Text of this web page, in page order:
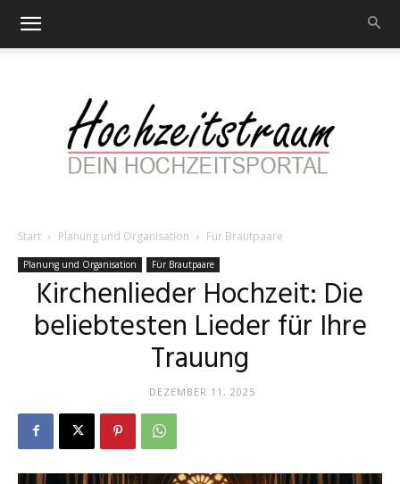
Hochzeitstraum
–
Start Planung und Organisation Für Brautpaare
Planung und Organisation Für Brautpaare
Kirchenlieder Hochzeit: Die
beliebtesten Lieder für Ihre
Trauung
DEZEMBER 11, 2025